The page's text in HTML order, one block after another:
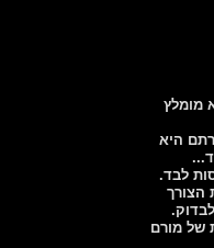
מומלץ
היא
לבד.
הצורך
של מורם